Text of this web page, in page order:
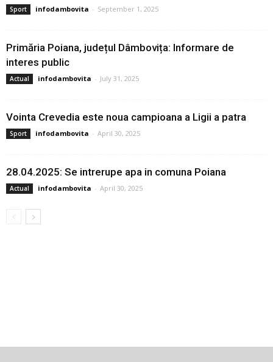
Sport infodambovita - September 1, 2025
Primăria Poiana, județul Dâmbovița: Informare de
interes public
Actual infodambovita - July 31, 2025
Vointa Crevedia este noua campioana a Ligii a patra
Sport infodambovita - April 30, 2025
28.04.2025: Se intrerupe apa in comuna Poiana
Actual infodambovita - April 30, 2025